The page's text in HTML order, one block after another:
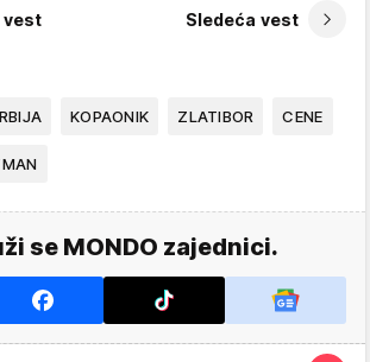
vest Sledeća vest
KOPAONIK ZLATIBOR CENE
se MONDO zajednici.